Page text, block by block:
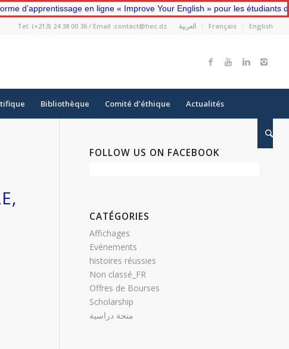
en ligne « Improve Your English » pour les étudiants de
العربية Français English
Tel: (+213) 24 38 00 36 / Email :contact@hec.dz
Bibliothèque Comité d’éthique Actualités
FOLLOW US ON FACEBOOK
CATÉGORIES
Affichages
Evénements
histoires réussies
Non classé_FR
Offres de Bourses
Scholarship
منحة دراسية